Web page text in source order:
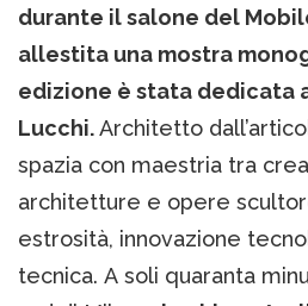
durante il salone del
allestita una mostra
edizione è stata dedicata
Lucchi.Architetto
spazia con maestria tra
architetture e opere
estrosità, innovazione
tecnica. A soli quaranta